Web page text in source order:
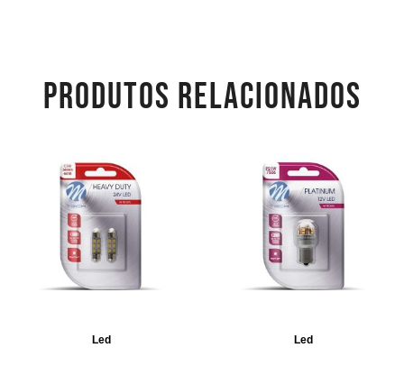
PRODUTOS RELACIONADOS
Led Led